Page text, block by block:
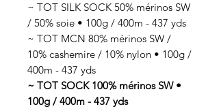
~ TOT SILK SOCK 50% mérinos SW
/ 50% soie • 100g / 400m - 437 yds
~ TOT MCN 80% mérinos SW /
10% cashemire / 10% nylon • 100g /
400m - 437 yds
~ TOT SOCK 100% mérinos SW •
100g / 400m - 437 yds